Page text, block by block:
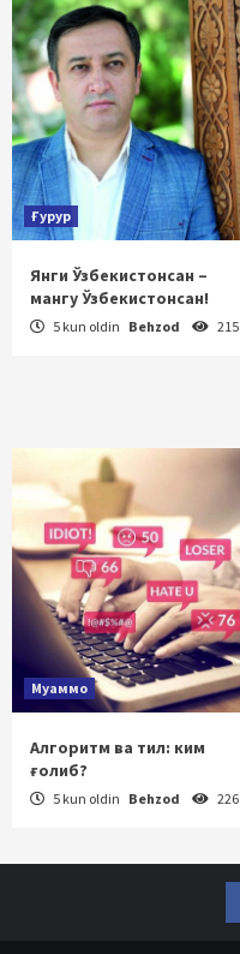
Ғурур
Янги Ўзбекистонсан –
мангу Ўзбекистонсан!
5 kun oldin Behzod 215
Муаммо
Алгоритм ва тил: ким
ғолиб?
5 kun oldin Behzod 226